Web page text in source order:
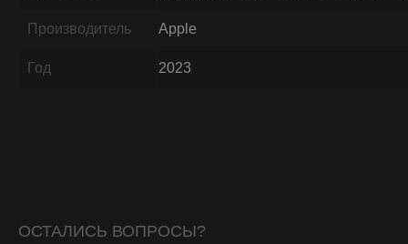
Производитель Apple
Год 2023
ОСТАЛИСЬ ВОПРОСЫ?